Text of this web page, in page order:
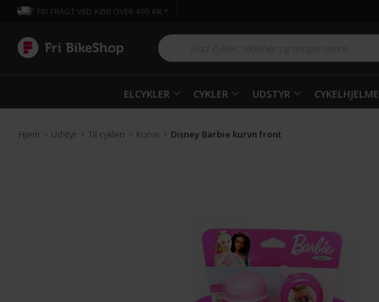
FRI FRAGT VED KØB OVER 499 KR.*
ELCYKLER CYKLER UDSTYR CYKELHJELME
Hjem > Udstyr > Til cyklen > Kurve > Disney Barbie kurvn front